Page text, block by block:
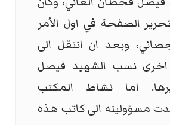
الصفحة في اول الأمر
وبعد ان انتقل الى
نسب الشهيد فيصل
اما نشاط المكتب
مسؤوليته الى كاتب هذه